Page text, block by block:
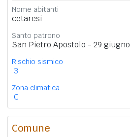
Nome abitanti
cetaresi
Santo patrono
San Pietro Apostolo - 29 giugno
Rischio sismico
3
Zona climatica
C
Comune